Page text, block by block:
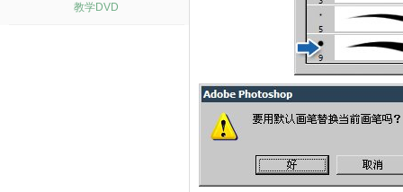
教学DVD